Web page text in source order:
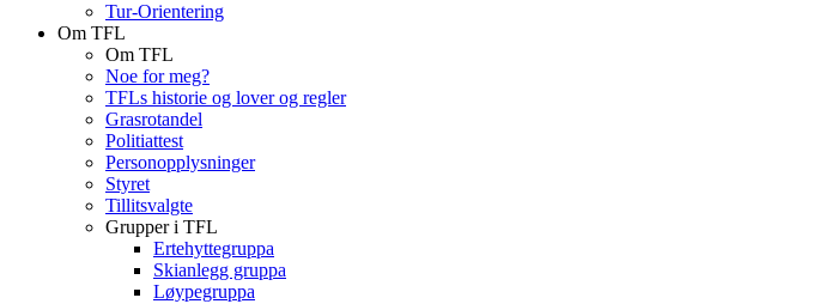
Tur-Orientering
Om TFL
Om TFL
Noe for meg?
TFLs historie og lover og regler
Grasrotandel
Politiattest
Personopplysninger
Styret
Tillitsvalgte
Grupper i TFL
Ertehyttegruppa
Skianlegg gruppa
Løypegruppa